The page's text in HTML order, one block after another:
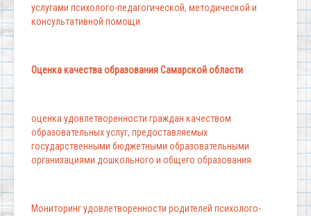
услугами психолого-педагогической, методической и
консультативной помощи
Оценка качества образования Самарской области
оценка удовлетворенности граждан качеством
образовательных услуг, предоставляемых
государственными бюджетными образовательными
организациями дошкольного и общего образования
Мониторинг удовлетворенности родителей психолого-